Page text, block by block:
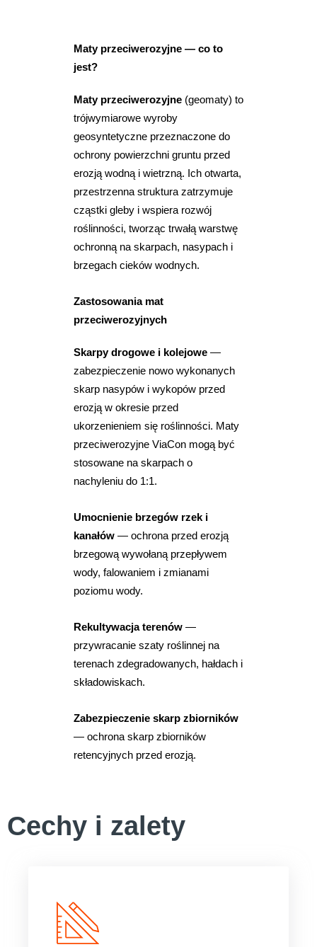
Maty przeciwerozyjne — co to
jest?
Maty przeciwerozyjne (geomaty) to
trójwymiarowe wyroby
geosyntetyczne przeznaczone do
ochrony powierzchni gruntu przed
erozją wodną i wietrzną. Ich otwarta,
przestrzenna struktura zatrzymuje
cząstki gleby i wspiera rozwój
roślinności, tworząc trwałą warstwę
ochronną na skarpach, nasypach i
brzegach cieków wodnych.
Zastosowania mat
przeciwerozyjnych
Skarpy drogowe i kolejowe —
zabezpieczenie nowo wykonanych
skarp nasypów i wykopów przed
erozją w okresie przed
ukorzenieniem się roślinności. Maty
przeciwerozyjne ViaCon mogą być
stosowane na skarpach o
nachyleniu do 1:1.
Umocnienie brzegów rzek i
kanałów — ochrona przed erozją
brzegową wywołaną przepływem
wody, falowaniem i zmianami
poziomu wody.
Rekultywacja terenów —
przywracanie szaty roślinnej na
terenach zdegradowanych, hałdach i
składowiskach.
Zabezpieczenie skarp zbiorników
— ochrona skarp zbiorników
retencyjnych przed erozją.
Cechy i zalety